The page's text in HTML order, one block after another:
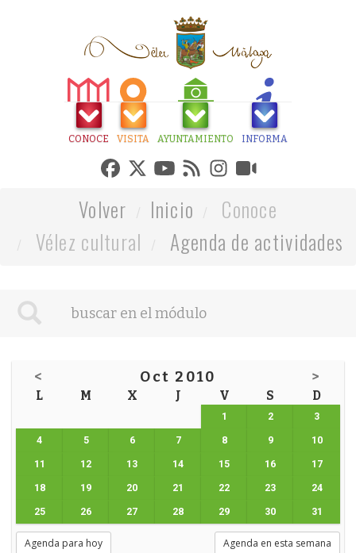
CONOCE VISITA AYUNTAMIENTO INFORMA
Volver Inicio
Conoce
Vélez cultural
Agenda de actividades
< Oct 2010 >
L M X J V S D
1 2 3
4 5 6 7 8 9 10
11 12 13 14 15 16 17
18 19 20 21 22 23 24
25 26 27 28 29 30 31
Agenda para hoy Agenda en esta semana